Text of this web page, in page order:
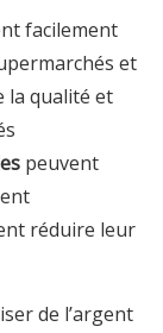
facilement
et
la qualité et
peuvent
réduire leur
de l’argent